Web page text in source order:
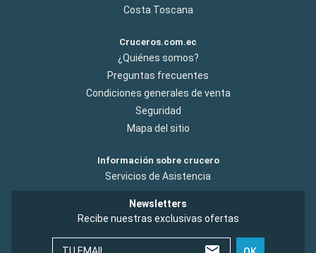
Costa Toscana
Cruceros.com.ec
¿Quiénes somos?
Preguntas frecuentes
Condiciones generales de venta
Seguridad
Mapa del sitio
Información sobre crucero
Servicios de Asistencia
Newsletters
Recibe nuestras exclusivas ofertas